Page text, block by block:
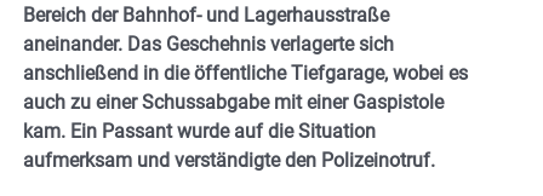
Bereich der Bahnhof- und Lagerhausstraße
aneinander. Das Geschehnis verlagerte sich
anschließend in die öffentliche Tiefgarage, wobei es
auch zu einer Schussabgabe mit einer Gaspistole
kam. Ein Passant wurde auf die Situation
aufmerksam und verständigte den Polizeinotruf.